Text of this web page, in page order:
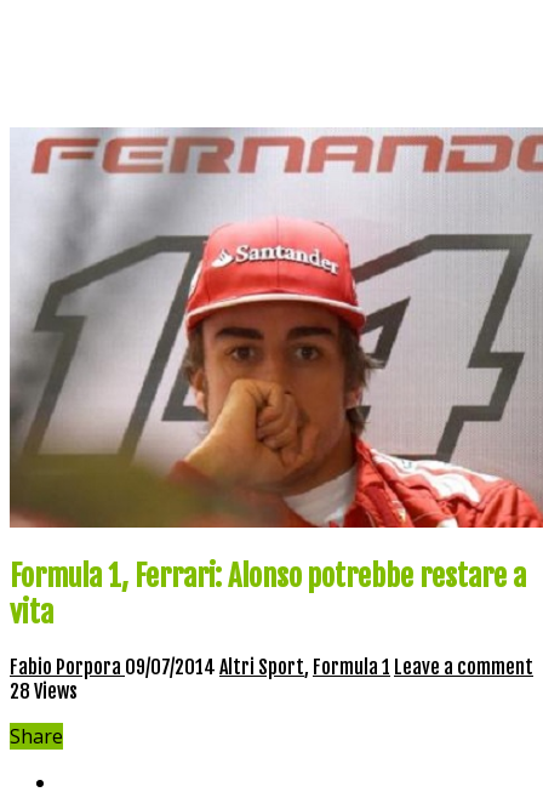
Formula 1, Ferrari: Alonso potrebbe restare a
vita
Fabio Porpora 09/07/2014 Altri Sport, Formula 1 Leave a comment
28 Views
Share